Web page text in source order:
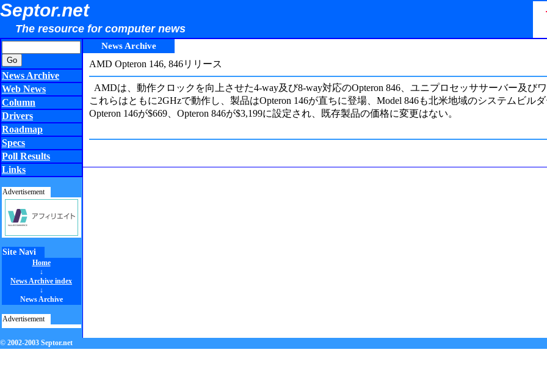
Septor.net
The resource for computer news
News Archive
Web News
Column
Drivers
Roadmap
Specs
Poll Results
Links
Advertisement
Site Navi
Home
↓
News Archive index
↓
News Archive
Advertisement
News Archive
AMD Opteron 146, 846リリース
AMDは、動作クロックを向上させた4-way及び8-way対応のOpteron 846、ユニプロセッササーバー及び
これらはともに2GHzで動作し、製品はOpteron 146が直ちに登場、Model 846も北米地域のシステムビル
Opteron 146が$669、Opteron 846が$3,199に設定され、既存製品の価格に変更はない。
© 2002-2003 Septor.net